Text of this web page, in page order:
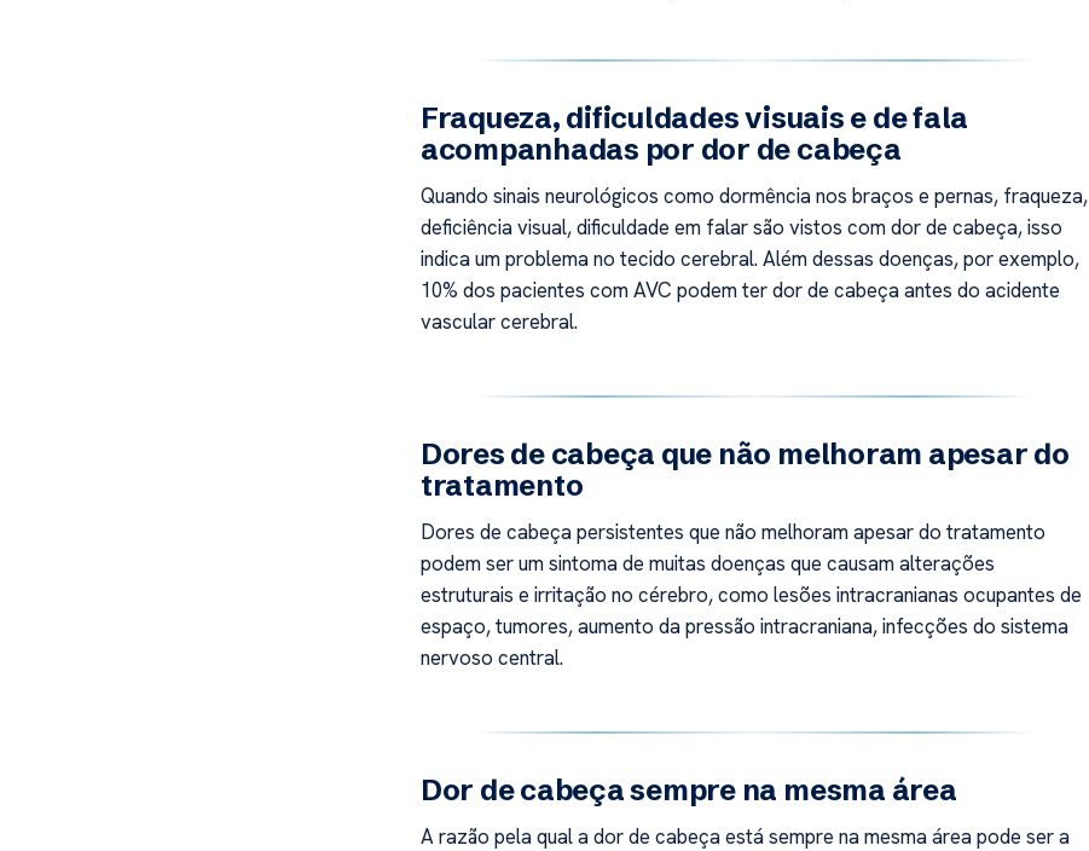
Fraqueza, dificuldades visuais e de fala
acompanhadas por dor de cabeça
Quando sinais neurológicos como dormência nos braços e pernas, fraqueza,
deficiência visual, dificuldade em falar são vistos com dor de cabeça, isso
indica um problema no tecido cerebral. Além dessas doenças, por exemplo,
10% dos pacientes com AVC podem ter dor de cabeça antes do acidente
vascular cerebral.
Dores de cabeça que não melhoram apesar do
tratamento
Dores de cabeça persistentes que não melhoram apesar do tratamento
podem ser um sintoma de muitas doenças que causam alterações
estruturais e irritação no cérebro, como lesões intracranianas ocupantes de
espaço, tumores, aumento da pressão intracraniana, infecções do sistema
nervoso central.
Dor de cabeça sempre na mesma área
A razão pela qual a dor de cabeça está sempre na mesma área pode ser a